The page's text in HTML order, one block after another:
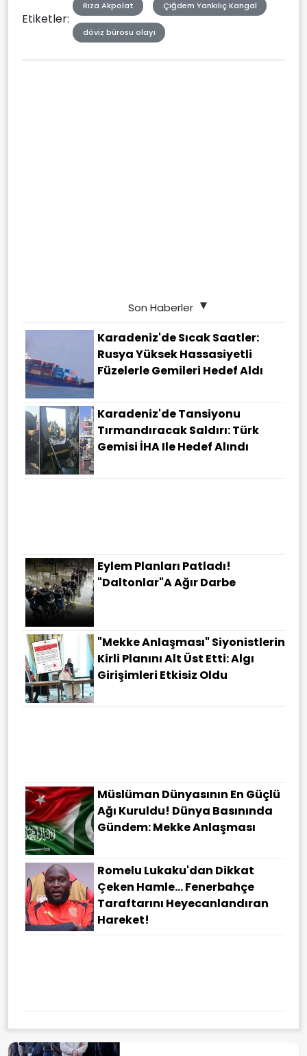
Etiketler:
Rıza Akpolat Çiğdem Yankılıç Kangal
döviz bürosu olayı
Son Haberler
Karadeniz'de Sıcak Saatler:
Rusya Yüksek Hassasiyetli
Füzelerle Gemileri Hedef Aldı
Karadeniz'de Tansiyonu
Tırmandıracak Saldırı: Türk
Gemisi İHA Ile Hedef Alındı
Eylem Planları Patladı!
"Daltonlar"a Ağır Darbe
"Mekke Anlaşması" Siyonistlerin
Kirli Planını Alt Üst Etti: Algı
Girişimleri Etkisiz Oldu
Müslüman Dünyasının En Güçlü
Ağı Kuruldu! Dünya Basınında
Gündem: Mekke Anlaşması
Romelu Lukaku'dan Dikkat
Çeken Hamle... Fenerbahçe
Taraftarını Heyecanlandıran
Hareket!